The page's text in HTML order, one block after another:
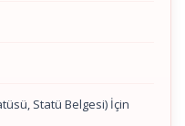
Statü Belgesi) İçin